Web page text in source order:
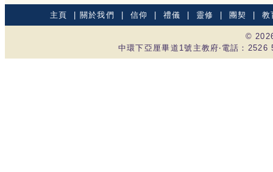
主頁 關於我們 信仰 禮儀 靈修 團契 |教
©
中環下亞厘畢道1號主教府‧電話：